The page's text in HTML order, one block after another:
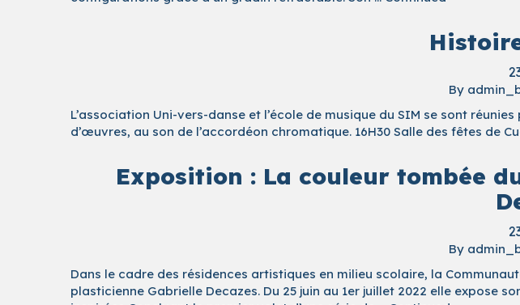
By
L’association Uni-vers-danse et l’école de musique du SIM se sont
d’œuvres, au son de l’accordéon chromatique. 16H30 Salle des fêtes de
Exposition : La couleur tombée
By
Dans le cadre des résidences artistiques en milieu scolaire, la
plasticienne Gabrielle Decazes. Du 25 juin au 1er juillet 2022 elle expose